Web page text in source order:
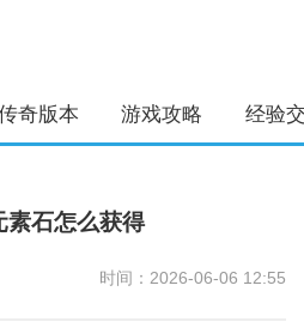
奇版本 游戏攻略 经验
素石怎么获得
时间：2026-06-06 12:55